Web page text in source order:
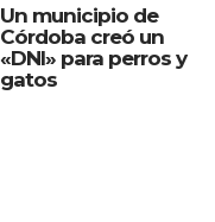
Un municipio de
Córdoba creó un
«DNI» para perros y
gatos